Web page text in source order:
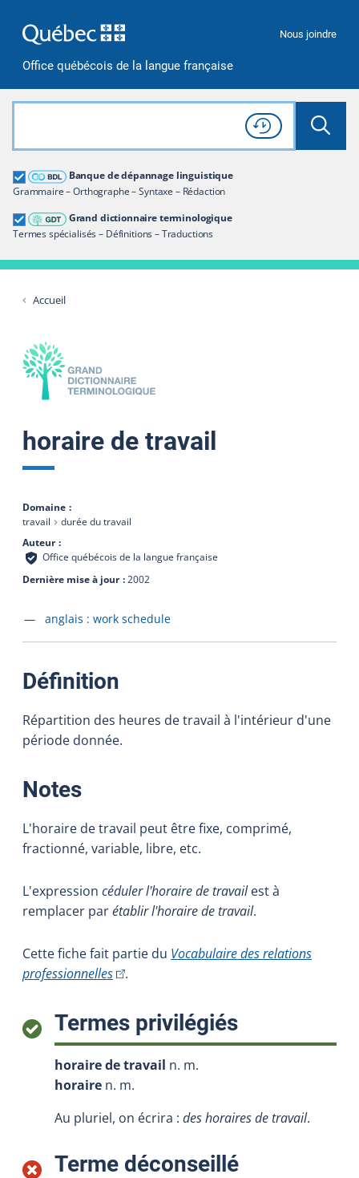
Office québécois de la langue française
Nous joindre
Rechercher dans tout le site
Lancer
Consulter l'
Historique
de recherche
Banque de dépannage linguistique
Grammaire – Orthographe – Syntaxe – Rédaction
Grand dictionnaire terminologique
Termes spécialisés – Définitions – Traductions
Grand dictionnaire terminologique
Restreindre aux termes
Accueil
horaire de travail
Domaine
travail
durée du travail
Auteur
Office québécois de la langue française
Dernière mise à jour 2002
Accéder à la fiche en
anglais : work schedule
Définition
Répartition des heures de travail à l'intérieur d'une
période donnée.
Notes:
L'horaire de travail peut être fixe, comprimé,
fractionné, variable, libre, etc.
L'expression céduler l'horaire de travailest à
remplacer parétablir l'horaire de travail.
Cette fiche fait partie du Vocabulaire des relations
professionnelles(Cet hyperlien externe s'ouvrira dans une
.
Termes privilégiés:
horaire de travail n. m.
horaire n. m.
Au pluriel, on écrira : des horaires de travail.
Terme déconseillé: